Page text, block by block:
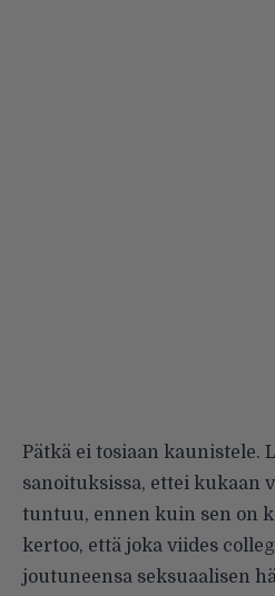
Pätkä ei tosiaan kaunistele.
sanoituksissa, ettei kukaan
tuntuu, ennen kuin sen on
kertoo, että joka viides
joutuneensa seksuaalisen